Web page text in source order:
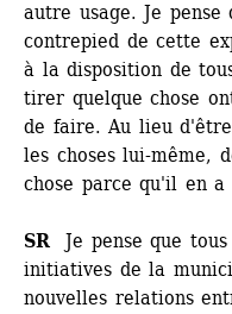
autre usage. Je
contrepied de cette
à la disposition de
tirer quelque chose
de faire. Au lieu
les choses lui-même,
chose parce qu'il en a
SR Je pense que
initiatives de la
nouvelles relations